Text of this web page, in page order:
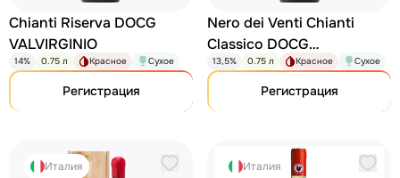
Chianti Riserva DOCG
VALVIRGINIO
14% 0.75 л Красное Сухое
Регистрация
Nero dei Venti Chianti
Classico DOCG
VALVIRGINIO
13,5% 0.75 л Красное Сухое
Регистрация
Италия Италия